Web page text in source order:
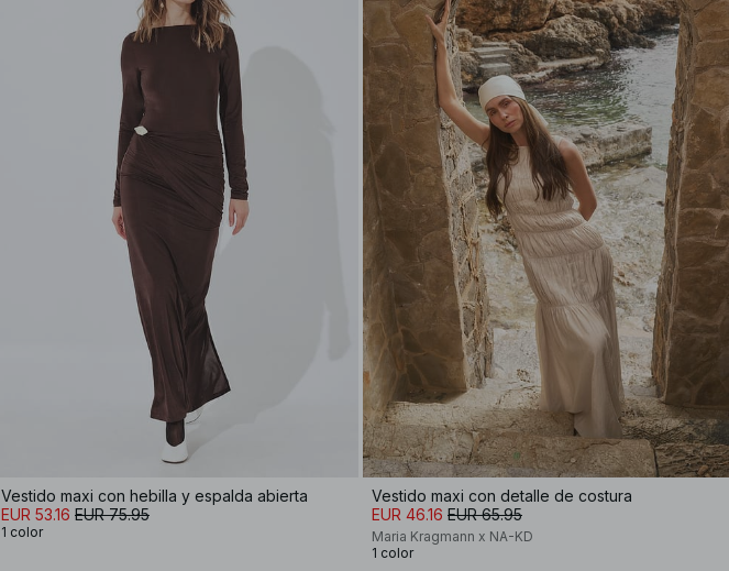
Vestido maxi con hebilla y espalda abierta
EUR 53.16 EUR 75.95
1 color
Vestido maxi con detalle de costura
EUR 46.16 EUR 65.95
Maria Kragmann x NA-KD
1 color